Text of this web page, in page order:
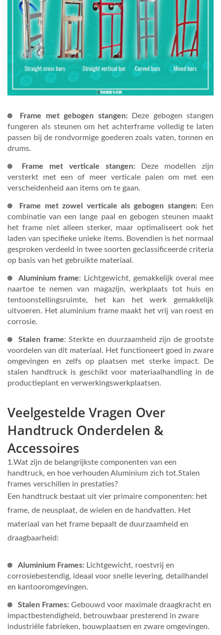
Frame met gebogen stangen: Deze gebogen stangen
fungeren als steunen om het achterframe volledig te laten
passen bij de rondvormige goederen zoals vaten, tonnen en
drums.
Frame met verticale stangen: Deze modellen zijn
versterkt met een of meer verticale palen om met een
verscheidenheid aan items om te gaan.
Frame met zowel verticale als gebogen stangen: Een
combinatie van een lange paal en gebogen steunen maakt
het frame niet alleen sterker, maar optimaliseert ook het
laden van specifieke unieke items. Bovendien is het normaal
gesproken verdeeld in twee soorten geclassificeerde criteria
op basis van het gebruikte materiaal.
Aluminium frame: Lichtgewicht, gemakkelijk overal mee
naartoe te nemen van magazijn, werkplaats tot huis en
tentoonstellingsruimte, het kan het werk gemakkelijk
uitvoeren. Het aluminium frame maakt het vrij van roest en
corrosie.
Stalen frame: Sterkte en duurzaamheid zijn de grootste
voordelen van dit materiaal. Het functioneert goed in zware
omgevingen en zelfs op plaatsen met sterke impact. De
stalen handtruck is geschikt voor materiaalhandling in de
productieplant en verwerkingswerkplaatsen.
Veelgestelde Vragen Over
Handtruck Onderdelen &
Accessoires
1.Wat zijn de belangrijkste componenten van een
handtruck, en hoe verhouden Aluminium zich tot.Stalen
frames verschillen in prestaties?
Een handtruck bestaat uit vier primaire componenten: het
frame, de neusplaat, de wielen en de handvatten. Het
materiaal van het frame bepaalt de duurzaamheid en
draagbaarheid:
Aluminium Frames: Lichtgewicht, roestvrij en
corrosiebestendig, ideaal voor snelle levering, detailhandel
en kantooromgevingen.
Stalen Frames: Gebouwd voor maximale draagkracht en
impactbestendigheid, betrouwbaar presterend in zware
industriële fabrieken, bouwplaatsen en zware omgevingen.